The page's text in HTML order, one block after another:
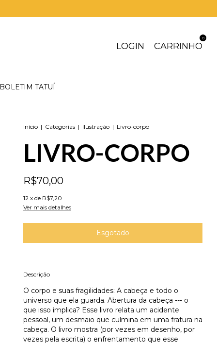
LOGIN CARRINHO
0
TATUÍ
Início | Categorias | Ilustração | Livro-corpo
LIVRO-CORPO
R$70,00
12 x de R$7,20
Ver mais detalhes
Descrição
O corpo e suas fragilidades: A cabeça e todo o
universo que ela guarda. Abertura da cabeça --- o
que isso implica? Esse livro relata um acidente
pessoal, um desmaio que culmina em uma fratura na
cabeça. O livro mostra (por vezes em desenho, por
vezes pela escrita) o enfrentamento que esse